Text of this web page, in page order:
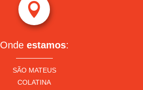

Onde estamos:
SÃO MATEUS
COLATINA